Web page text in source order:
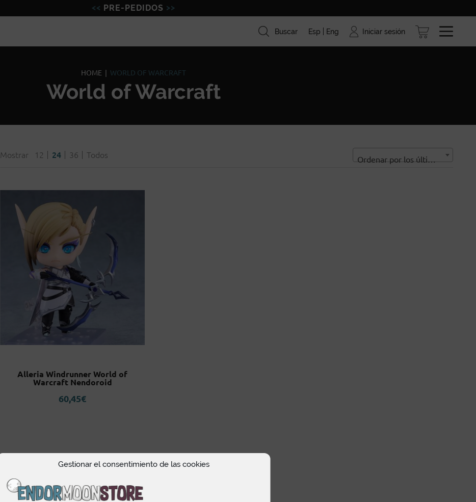
Gestionar el consentimiento de las cookies
PRE-PEDIDOS
Figuras Miniaturas Modelismo Marcas Blog
Buscar Esp Eng Iniciar sesión
HOME WORLD OF WARCRAFT
World of Warcraft
Mostrar 12 24 36 Todos Ordenar por los últimos
Alleria Windrunner World of
Warcraft Nendoroid
60,45€